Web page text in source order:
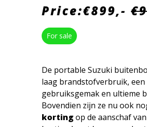
Price:€899,-
For sale
De portable Suzuki
laag brandstofverbruik,
gebruiksgemak en ultieme
Bovendien zijn ze nu ook
kortingop de aanschaf